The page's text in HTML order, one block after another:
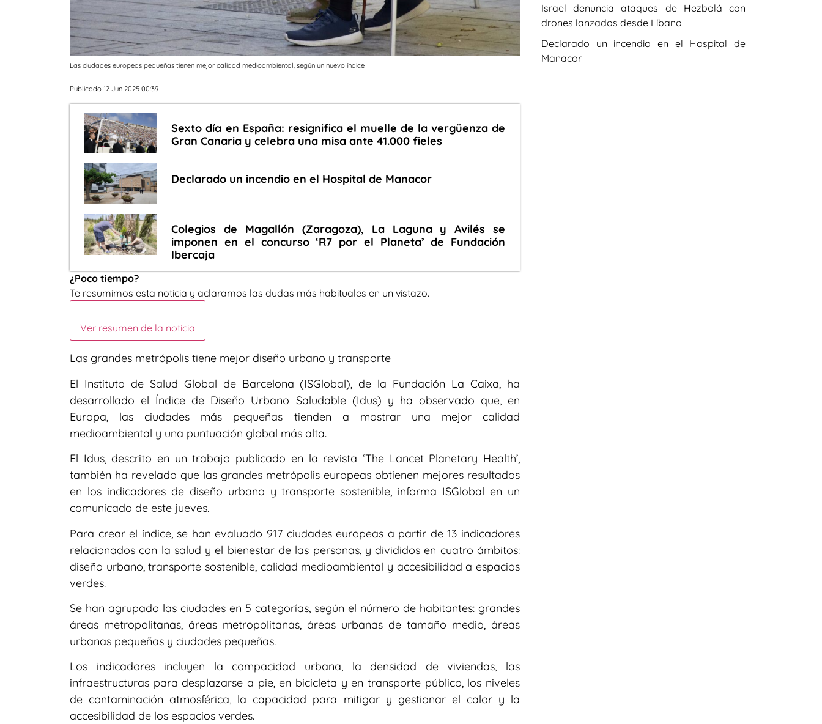
Las ciudades europeas pequeñas tienen mejor calidad medioambiental, según un nuevo índice
Publicado 12 Jun 2025 00:39
Sexto día en España: resignifica el muelle de la vergüenza de
Gran Canaria y celebra una misa ante 41.000 fieles
Declarado un incendio en el Hospital de Manacor
Colegios de Magallón (Zaragoza), La Laguna y Avilés se
imponen en el concurso ‘R7 por el Planeta’ de Fundación
Ibercaja
¿Poco tiempo?
Te resumimos esta noticia y aclaramos las dudas más habituales en un vistazo.
Ver resumen de la noticia
Las grandes metrópolis tiene mejor diseño urbano y transporte
El Instituto de Salud Global de Barcelona (ISGlobal), de la Fundación La Caixa, ha
desarrollado el Índice de Diseño Urbano Saludable (Idus) y ha observado que, en
Europa, las ciudades más pequeñas tienden a mostrar una mejor calidad
medioambiental y una puntuación global más alta.
El Idus, descrito en un trabajo publicado en la revista ‘The Lancet Planetary Health’,
también ha revelado que las grandes metrópolis europeas obtienen mejores resultados
en los indicadores de diseño urbano y transporte sostenible, informa ISGlobal en un
comunicado de este jueves.
Para crear el índice, se han evaluado 917 ciudades europeas a partir de 13 indicadores
relacionados con la salud y el bienestar de las personas, y divididos en cuatro ámbitos:
diseño urbano, transporte sostenible, calidad medioambiental y accesibilidad a espacios
verdes.
Se han agrupado las ciudades en 5 categorías, según el número de habitantes: grandes
áreas metropolitanas, áreas metropolitanas, áreas urbanas de tamaño medio, áreas
urbanas pequeñas y ciudades pequeñas.
Los indicadores incluyen la compacidad urbana, la densidad de viviendas, las
infraestructuras para desplazarse a pie, en bicicleta y en transporte público, los niveles
de contaminación atmosférica, la capacidad para mitigar y gestionar el calor y la
accesibilidad de los espacios verdes.
Israel denuncia ataques de Hezbolá con
drones lanzados desde Líbano
Declarado un incendio en el Hospital de
Manacor